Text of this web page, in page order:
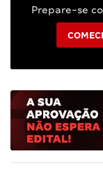
Prepare-se